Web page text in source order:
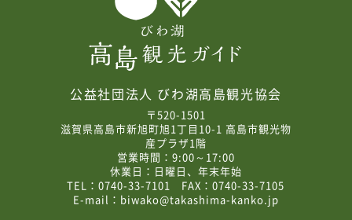
公益社団法人 びわ湖高島観光協会
〒520-1501
滋賀県高島市新旭町旭1丁目10-1 高島市観光物
産プラザ1階
営業時間：9:00～17:00
休業日：日曜日、年末年始
TEL：0740-33-7101 FAX：0740-33-7105
E-mail： biwako@takashima-kanko.jp